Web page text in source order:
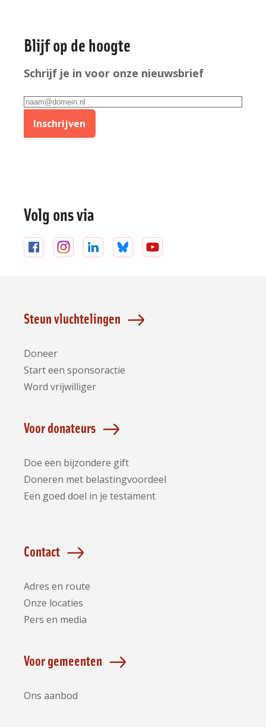
informatie
Blijf op de hoogte
Schrijf je in voor onze nieuwsbrief
E-
mailadres
Inschrijven
Volg ons via
Volg
Volg
Volg
Volg
Volg
Steun vluchtelingen
Doneer
Start een sponsoractie
Word vrijwilliger
Voor donateurs
Doe een bijzondere gift
Doneren met belastingvoordeel
Een goed doel in je testament
Contact
Adres en route
Onze locaties
Pers en media
Voor gemeenten
Ons aanbod